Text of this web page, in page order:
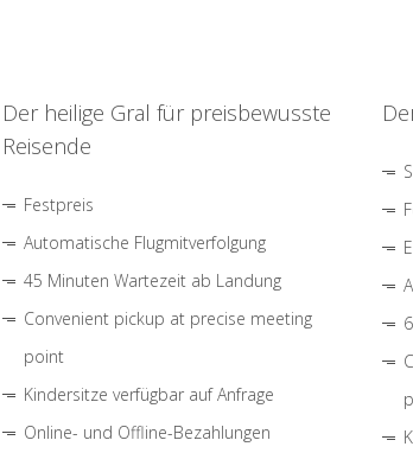
Der heilige Gral für preisbewusste
Reisende
Festpreis
Automatische Flugmitverfolgung
45 Minuten Wartezeit ab Landung
Convenient pickup at precise meeting
point
Kindersitze verfügbar auf Anfrage
Online- und Offline-Bezahlungen